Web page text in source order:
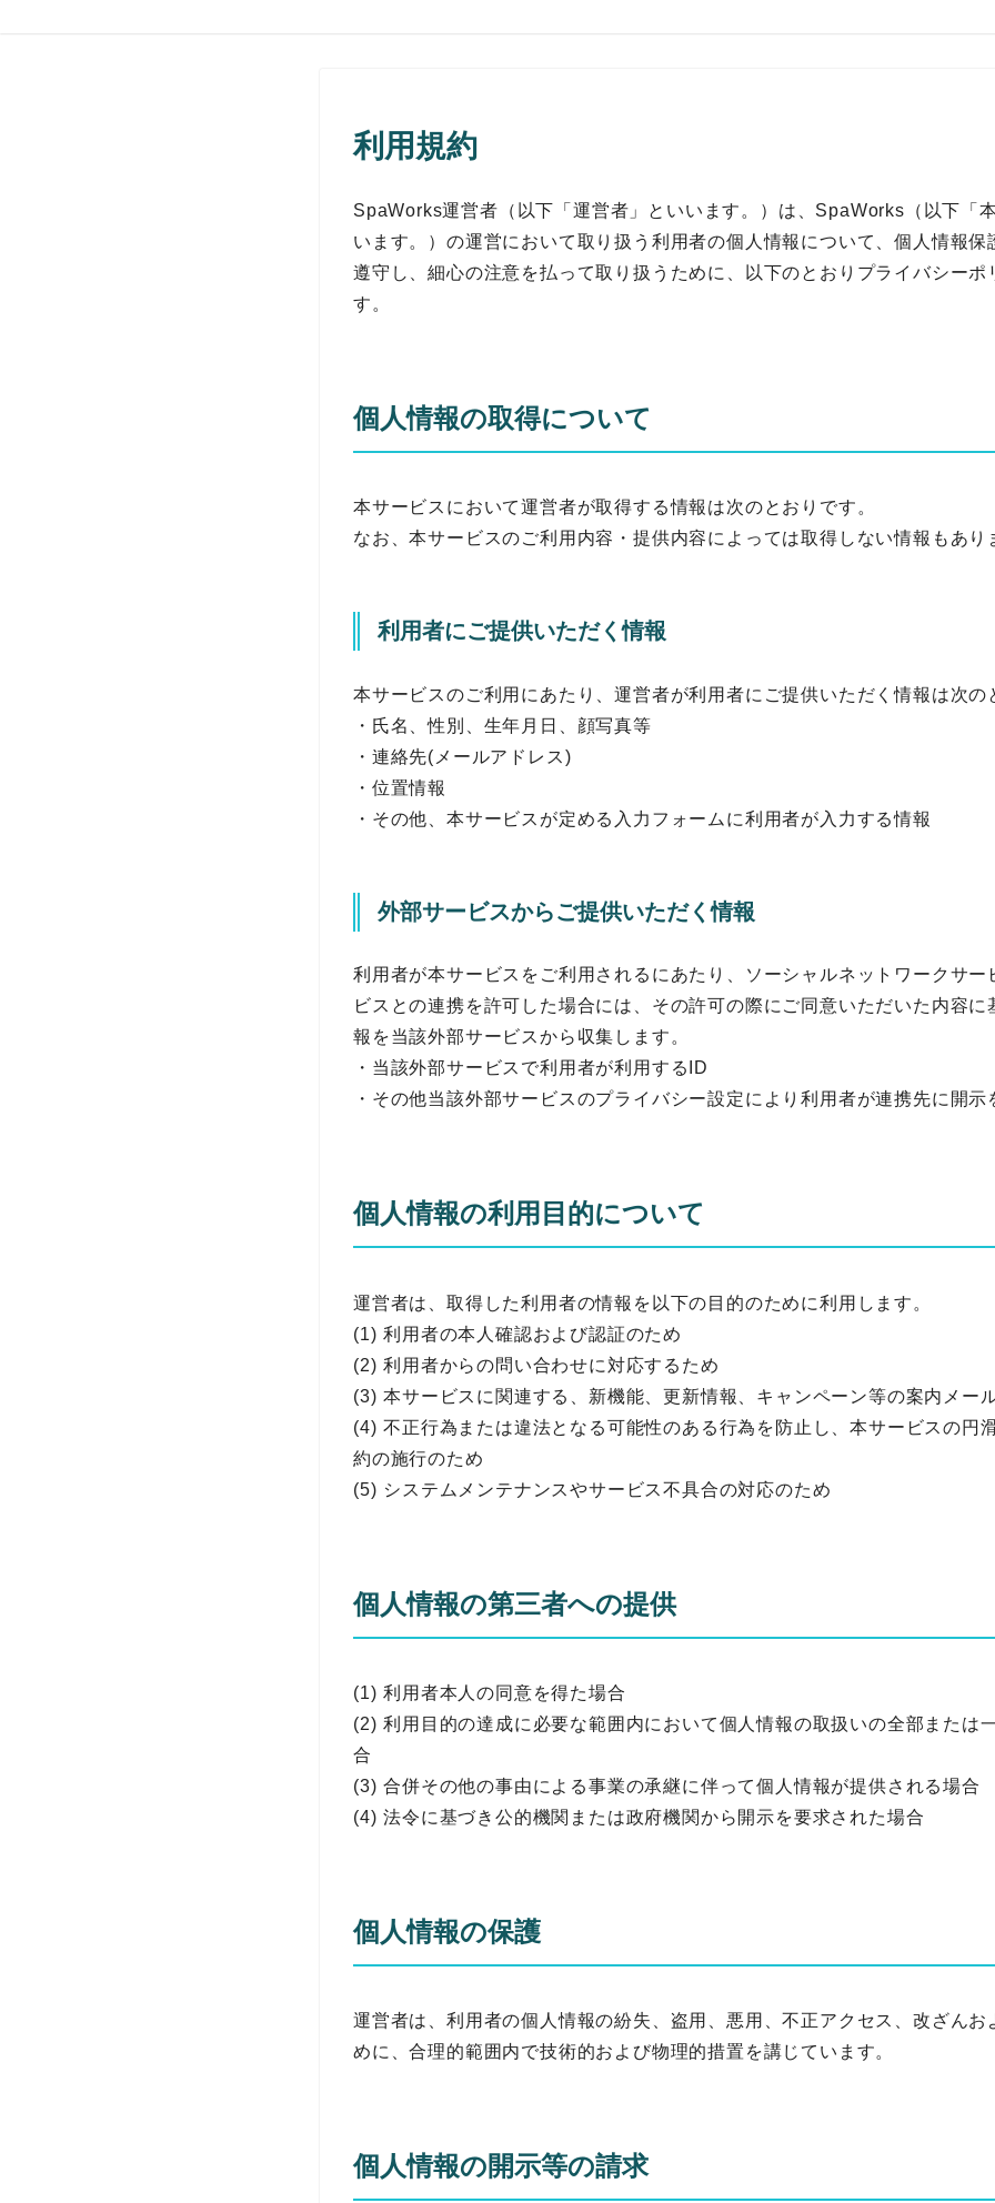
利用規約
SpaWorks運営者（以下「運営者」といいます。）は、SpaWorks（以下「
います。）の運営において取り扱う利用者の個人情報について、個人情報保
遵守し、細心の注意を払って取り扱うために、以下のとおりプライバシーポ
す。
個人情報の取得について
本サービスにおいて運営者が取得する情報は次のとおりです。
なお、本サービスのご利用内容・提供内容によっては取得しない情報もあり
利用者にご提供いただく情報
本サービスのご利用にあたり、運営者が利用者にご提供いただく情報は次の
・氏名、性別、生年月日、顔写真等
・連絡先(メールアドレス)
・位置情報
・その他、本サービスが定める入力フォームに利用者が入力する情報
外部サービスからご提供いただく情報
利用者が本サービスをご利用されるにあたり、ソーシャルネットワークサー
ビスとの連携を許可した場合には、その許可の際にご同意いただいた内容に
報を当該外部サービスから収集します。
・当該外部サービスで利用者が利用するID
・その他当該外部サービスのプライバシー設定により利用者が連携先に開示
個人情報の利用目的について
運営者は、取得した利用者の情報を以下の目的のために利用します。
(1) 利用者の本人確認および認証のため
(2) 利用者からの問い合わせに対応するため
(3) 本サービスに関連する、新機能、更新情報、キャンペーン等の案内メー
(4) 不正行為または違法となる可能性のある行為を防止し、本サービスの円
約の施行のため
(5) システムメンテナンスやサービス不具合の対応のため
個人情報の第三者への提供
(1) 利用者本人の同意を得た場合
(2) 利用目的の達成に必要な範囲内において個人情報の取扱いの全部または
合
(3) 合併その他の事由による事業の承継に伴って個人情報が提供される場合
(4) 法令に基づき公的機関または政府機関から開示を要求された場合
個人情報の保護
運営者は、利用者の個人情報の紛失、盗用、悪用、不正アクセス、改ざんお
めに、合理的範囲内で技術的および物理的措置を講じています。
個人情報の開示等の請求